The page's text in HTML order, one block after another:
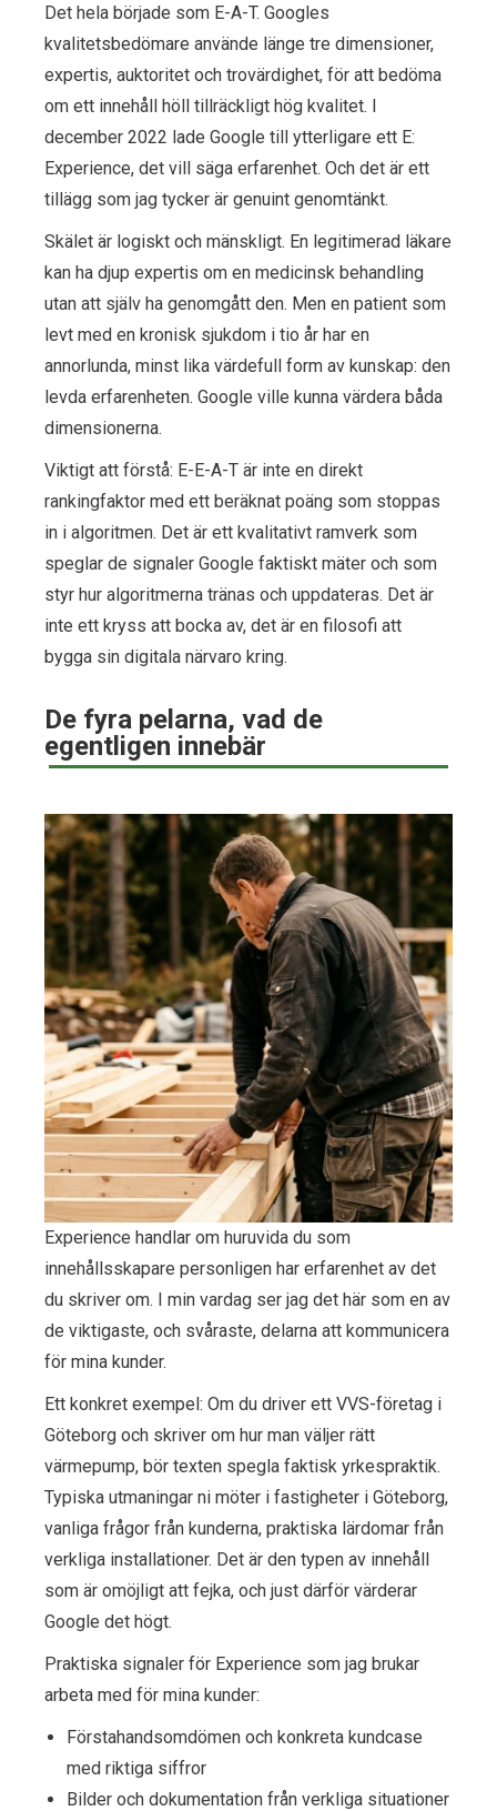
Det hela började som E-A-T. Googles
kvalitetsbedömare använde länge tre dimensioner,
expertis, auktoritet och trovärdighet, för att bedöma
om ett innehåll höll tillräckligt hög kvalitet. I
december 2022 lade Google till ytterligare ett E:
Experience, det vill säga erfarenhet. Och det är ett
tillägg som jag tycker är genuint genomtänkt.
Skälet är logiskt och mänskligt. En legitimerad läkare
kan ha djup expertis om en medicinsk behandling
utan att själv ha genomgått den. Men en patient som
levt med en kronisk sjukdom i tio år har en
annorlunda, minst lika värdefull form av kunskap: den
levda erfarenheten. Google ville kunna värdera båda
dimensionerna.
Viktigt att förstå: E-E-A-T är inte en direkt
rankingfaktor med ett beräknat poäng som stoppas
in i algoritmen. Det är ett kvalitativt ramverk som
speglar de signaler Google faktiskt mäter och som
styr hur algoritmerna tränas och uppdateras. Det är
inte ett kryss att bocka av, det är en filosofi att
bygga sin digitala närvaro kring.
De fyra pelarna, vad de
egentligen innebär
Experience handlar om huruvida du som
innehållsskapare personligen har erfarenhet av det
du skriver om. I min vardag ser jag det här som en av
de viktigaste, och svåraste, delarna att kommunicera
för mina kunder.
Ett konkret exempel: Om du driver ett VVS-företag i
Göteborg och skriver om hur man väljer rätt
värmepump, bör texten spegla faktisk yrkespraktik.
Typiska utmaningar ni möter i fastigheter i Göteborg,
vanliga frågor från kunderna, praktiska lärdomar från
verkliga installationer. Det är den typen av innehåll
som är omöjligt att fejka, och just därför värderar
Google det högt.
Praktiska signaler för Experience som jag brukar
arbeta med för mina kunder:
Förstahandsomdömen och konkreta kundcase
med riktiga siffror
Bilder och dokumentation från verkliga situationer